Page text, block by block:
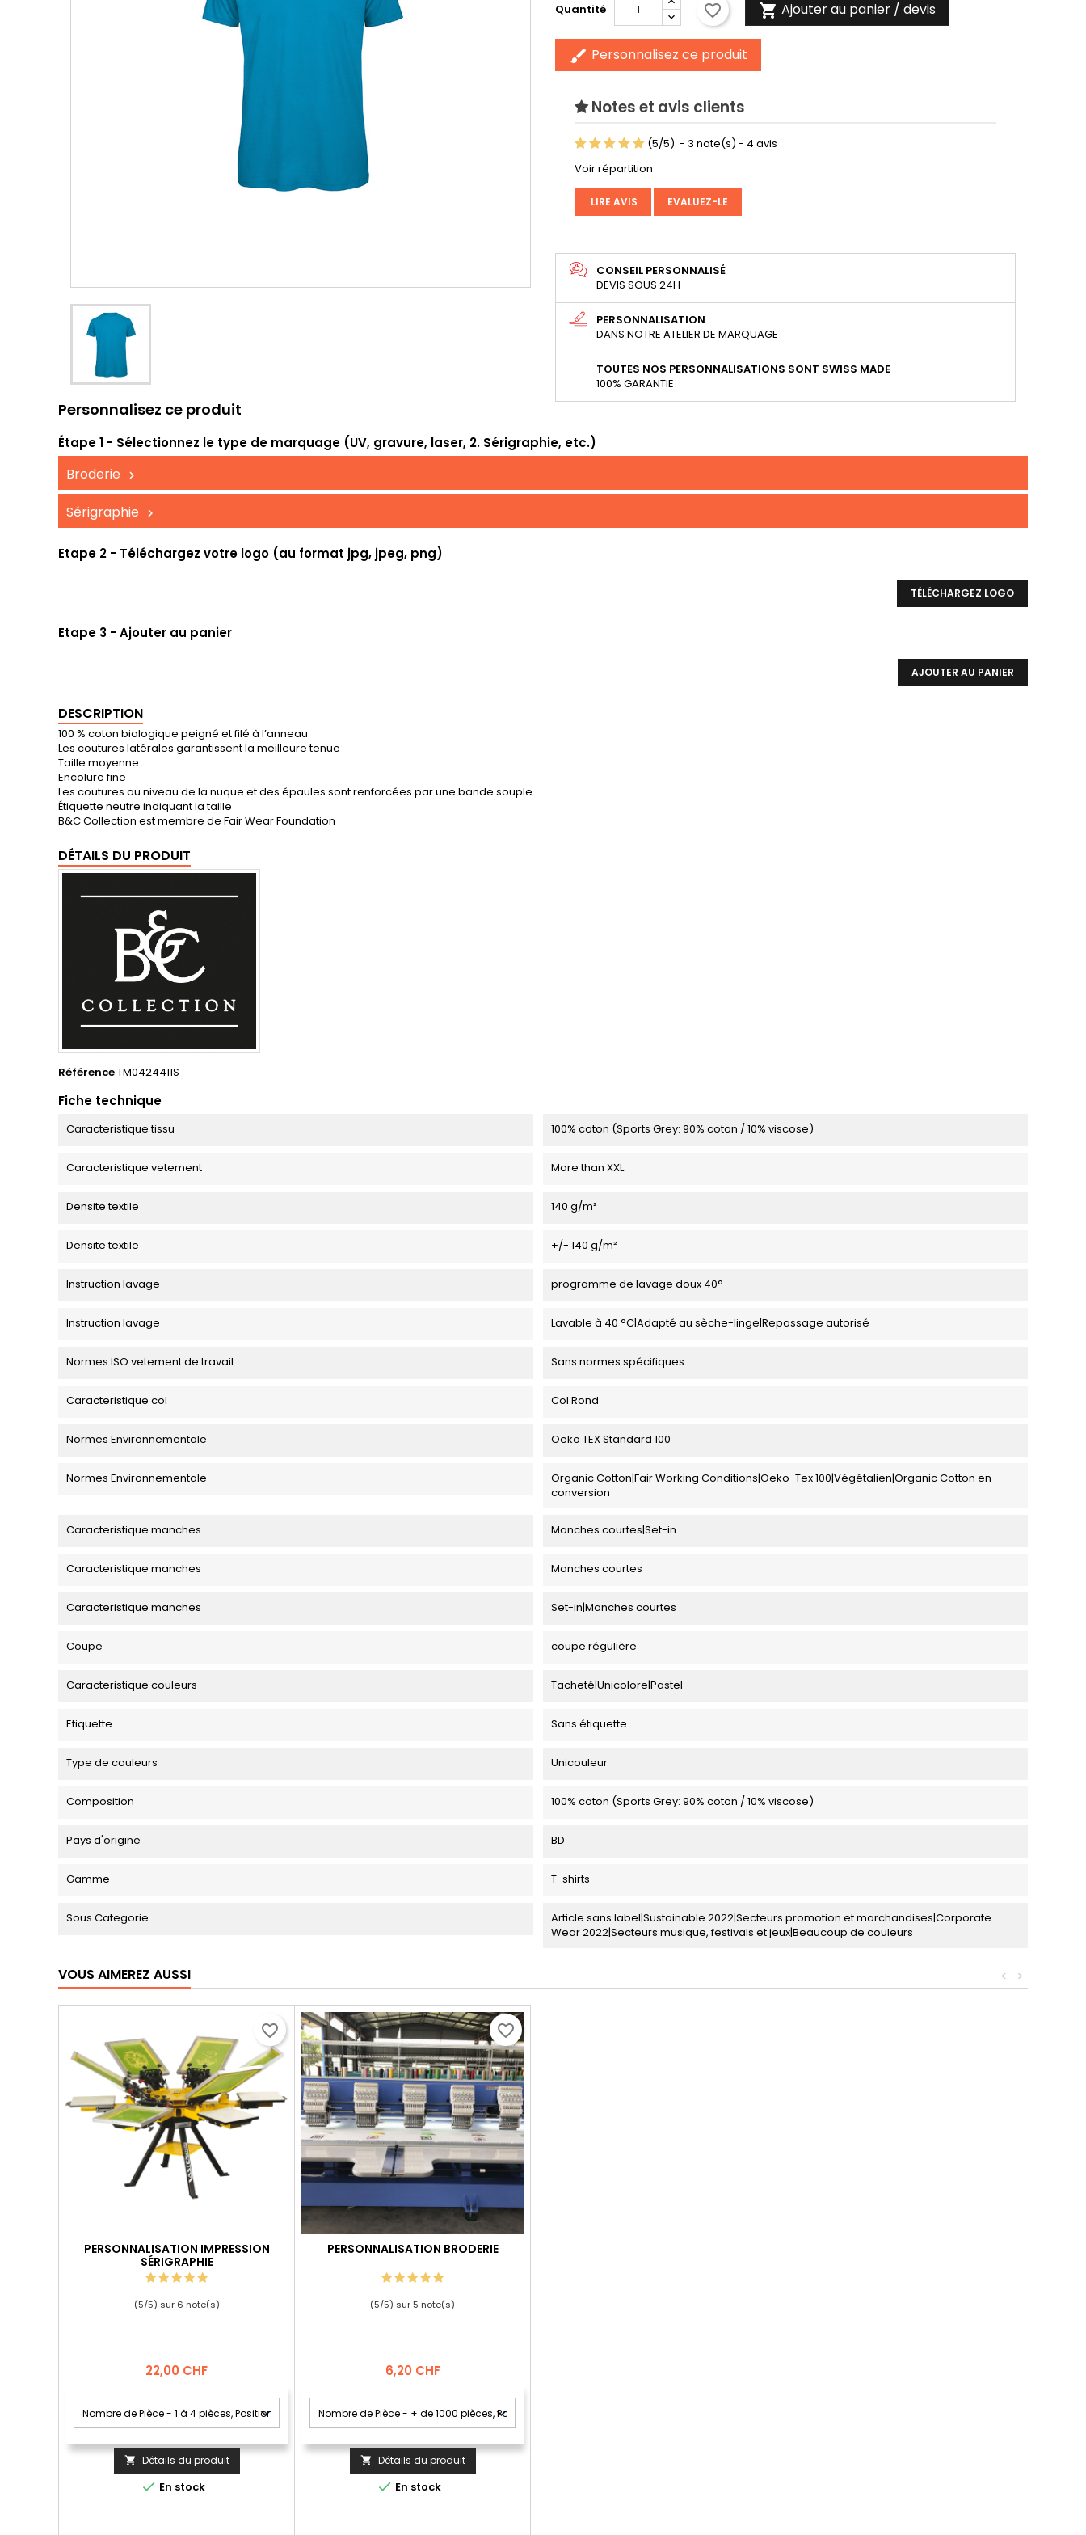
Quantité favorite_border  Ajouter au panier / devis
brush Personnalisez ce produit
Notes et avis clients
(5/5) - 3 note(s) - 4 avis
Voir répartition
LIRE AVIS EVALUEZ-LE
CONSEIL PERSONNALISÉ
DEVIS SOUS 24H
PERSONNALISATION
DANS NOTRE ATELIER DE MARQUAGE
TOUTES NOS PERSONNALISATIONS SONT SWISS MADE
100% GARANTIE
Personnalisez ce produit
Étape 1 - Sélectionnez le type de marquage (UV, gravure, laser, 2. Sérigraphie, etc.)
Broderie
Sérigraphie
Etape 2 - Téléchargez votre logo (au format jpg, jpeg, png)
TÉLÉCHARGEZ LOGO
Etape 3 - Ajouter au panier
AJOUTER AU PANIER
DESCRIPTION
100 % coton biologique peigné et filé à l’anneau
Les coutures latérales garantissent la meilleure tenue
Taille moyenne
Encolure fine
Les coutures au niveau de la nuque et des épaules sont renforcées par une bande souple
Étiquette neutre indiquant la taille
B&C Collection est membre de Fair Wear Foundation
DÉTAILS DU PRODUIT
RéférenceTM0424411S
Fiche technique
Caracteristique tissu 100% coton (Sports Grey: 90% coton / 10% viscose)
Caracteristique vetement More than XXL
Densite textile 140 g/m²
Densite textile +/- 140 g/m²
Instruction lavage programme de lavage doux 40°
Instruction lavage Lavable à 40 °C|Adapté au sèche-linge|Repassage autorisé
Normes ISO vetement de travail Sans normes spécifiques
Caracteristique col Col Rond
Normes Environnementale Oeko TEX Standard 100
Normes Environnementale
Organic Cotton|Fair Working Conditions|Oeko-Tex 100|Végétalien|Organic Cotton en
conversion
Caracteristique manches Manches courtes|Set-in
Caracteristique manches Manches courtes
Caracteristique manches Set-in|Manches courtes
Coupe coupe régulière
Caracteristique couleurs Tacheté|Unicolore|Pastel
Etiquette Sans étiquette
Type de couleurs Unicouleur
Composition 100% coton (Sports Grey: 90% coton / 10% viscose)
Pays d'origine BD
Gamme T-shirts
Sous Categorie
Article sans label|Sustainable 2022|Secteurs promotion et marchandises|Corporate
Wear 2022|Secteurs musique, festivals et jeux|Beaucoup de couleurs
VOUS AIMEREZ AUSSI >
<
PERSONNALISATION IMPRESSION
SÉRIGRAPHIE
(5/5) sur 6 note(s)
Prix
22,00 CHF
 Détails du produit
 En stock
favorite_border
PERSONNALISATION BRODERIE
(5/5) sur 5 note(s)
Prix
6,20 CHF
 Détails du produit
 En stock
favorite_border